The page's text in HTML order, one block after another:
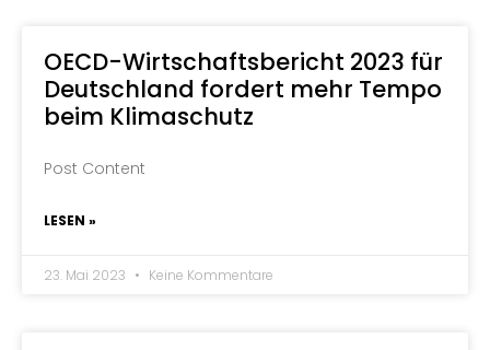
OECD-Wirtschaftsbericht 2023 für
Deutschland fordert mehr Tempo
beim Klimaschutz
Post Content
LESEN »
23. Mai 2023 Keine Kommentare